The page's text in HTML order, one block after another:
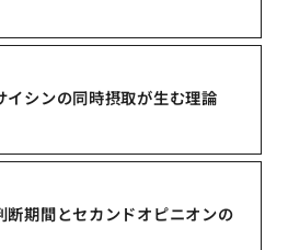
イシンの同時摂取が生む理論
断期間とセカンドオピニオンの